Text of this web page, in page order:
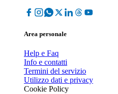
Area personale
Help e Faq
Info e contatti
Termini del servizio
Utilizzo dati e privacy
Cookie Policy